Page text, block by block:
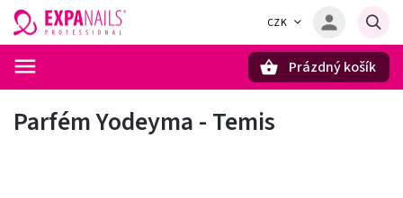
CZK
Prázdný košík
Parfém Yodeyma - Temis